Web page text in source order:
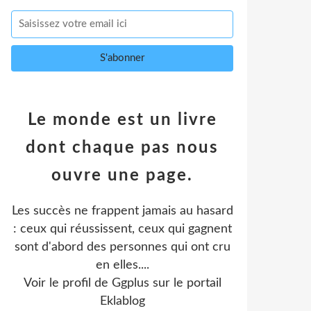
Le monde est un livre
dont chaque pas nous
ouvre une page.
Les succès ne frappent jamais au hasard
: ceux qui réussissent, ceux qui gagnent
sont d'abord des personnes qui ont cru
en elles....
Voir le profil de Ggplus sur le portail
Eklablog